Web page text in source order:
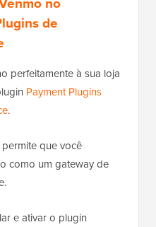
de
perfeitamente à sua loja
Payment Plugins
.
que você
como um gateway de
e ativar o plugin